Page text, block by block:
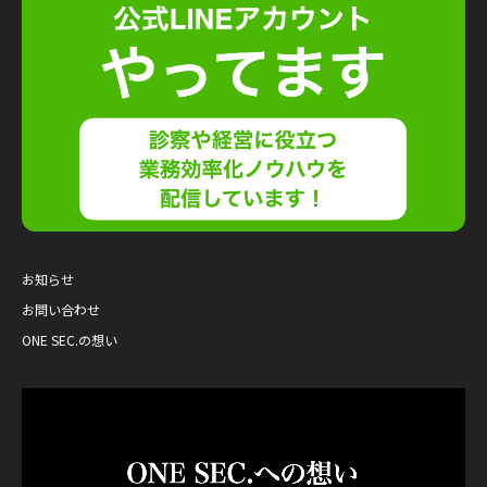
お知らせ
お問い合わせ
ONE SEC.の想い